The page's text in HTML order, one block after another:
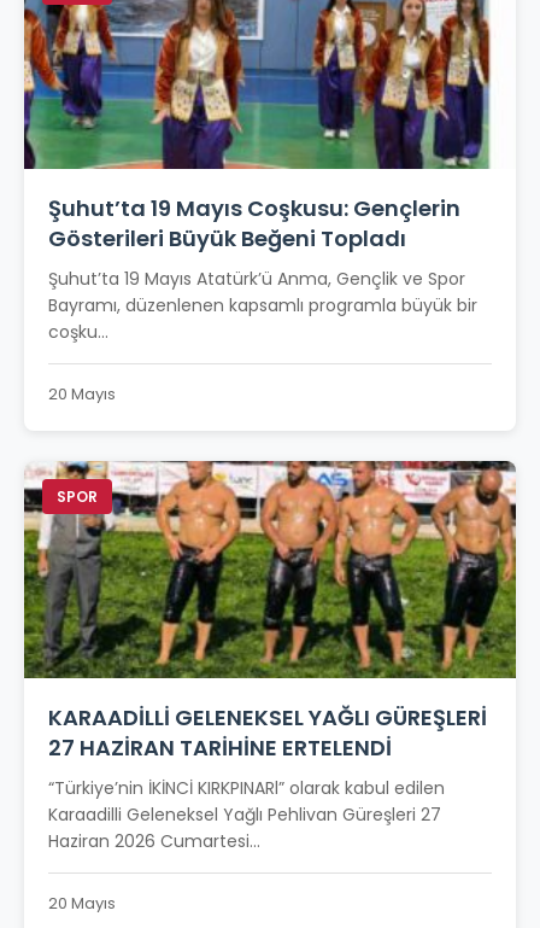
Şuhut’ta 19 Mayıs Coşkusu: Gençlerin
Gösterileri Büyük Beğeni Topladı
Şuhut’ta 19 Mayıs Atatürk’ü Anma, Gençlik ve Spor
Bayramı, düzenlenen kapsamlı programla büyük bir
coşku...
20 Mayıs
SPOR
KARAADİLLİ GELENEKSEL YAĞLI GÜREŞLERİ
27 HAZİRAN TARİHİNE ERTELENDİ
“Türkiye’nin İKİNCİ KIRKPINARl” olarak kabul edilen
Karaadilli Geleneksel Yağlı Pehlivan Güreşleri 27
Haziran 2026 Cumartesi...
20 Mayıs